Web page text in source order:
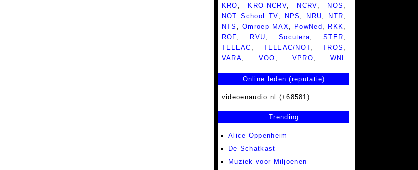
KRO , KRO-NCRV, NCRV, NOS ,
NOT School TV, NPS , NRU, NTR,
NTS ,Omroep MAX, PowNed , RKK,
ROF, RVU, Socutera,STER,
TELEAC ,TELEAC/NOT,TROS ,
VARA, VOO , VPRO, WNL
Online leden (reputatie)
videoenaudio.nl (+68581)
Trending
Alice Oppenheim
De Schatkast
Muziek voor Miljoenen